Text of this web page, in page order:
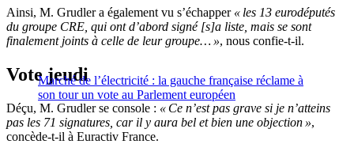
Ainsi, M. Grudler a également vu s’échapper « les 13 eurodéputés
du groupe CRE, qui ont d’abord signé [s]a liste, mais se sont
finalement joints à celle de leur groupe… », nous confie-t-il.
Marché de l’électricité : la gauche française réclame à
son tour un vote au Parlement européen
Vote jeudi
Déçu, M. Grudler se console : « Ce n’est pas grave si je n’atteins
pas les 71 signatures, car il y aura bel et bien une objection »,
concède-t-il à Euractiv France.